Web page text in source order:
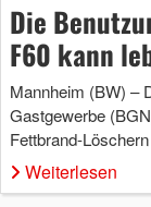
Die
F60 kann
Mannheim (BW) –
Gastgewerbe
Fettbrand-
Weiterlesen